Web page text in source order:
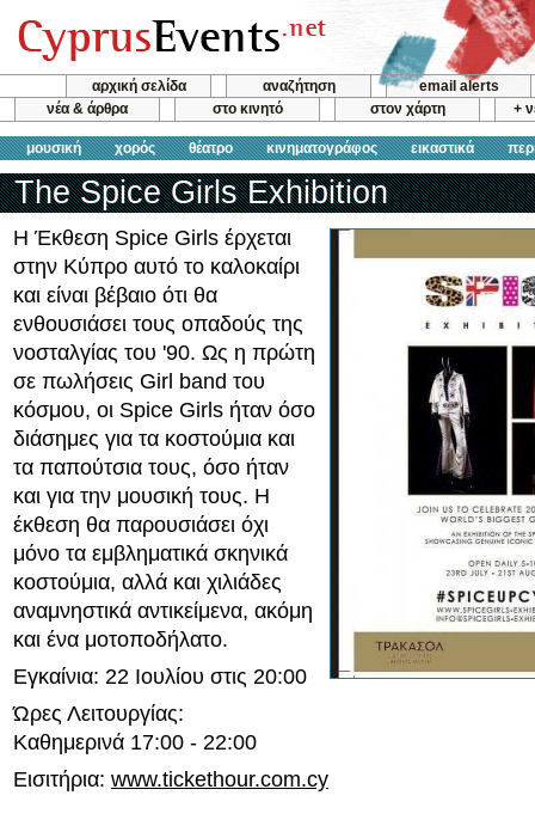
αρχική σελίδα αναζήτηση
email alerts
νέα & άρθρα
στο κινητό στον χάρτη +
μουσική χορός θέατρο κινηματογράφος εικαστικά
The Spice Girls Exhibition
Η Έκθεση Spice Girls έρχεται
στην Κύπρο αυτό το καλοκαίρι
και είναι βέβαιο ότι θα
ενθουσιάσει τους οπαδούς της
νοσταλγίας του '90. Ως η πρώτη
σε πωλήσεις Girl band του
κόσμου, οι Spice Girls ήταν όσο
διάσημες για τα κοστούμια και
τα παπούτσια τους, όσο ήταν
και για την μουσική τους. Η
έκθεση θα παρουσιάσει όχι
μόνο τα εμβληματικά σκηνικά
κοστούμια, αλλά και χιλιάδες
αναμνηστικά αντικείμενα, ακόμη
και ένα μοτοποδήλατο.
Εγκαίνια: 22 Ιουλίου στις 20:00
Ώρες Λειτουργίας:
Καθημερινά 17:00 - 22:00
Εισιτήρια: www.tickethour.com.cy